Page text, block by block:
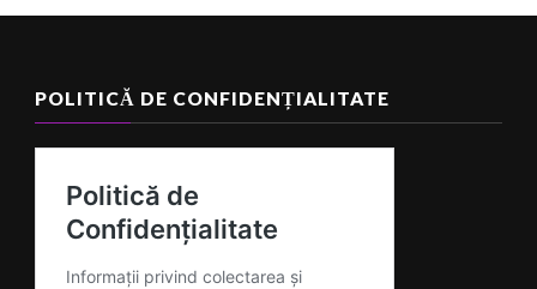
POLITICĂ DE CONFIDENȚIALITATE